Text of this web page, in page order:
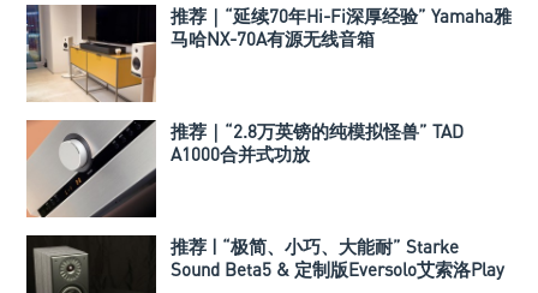
推荐｜“延续70年Hi-Fi深厚经验” Yamaha雅
马哈NX-70A有源无线音箱
推荐｜“2.8万英镑的纯模拟怪兽” TAD
A1000合并式功放
推荐 | “极简、小巧、大能耐” Starke
Sound Beta5 & 定制版Eversolo艾索洛Play